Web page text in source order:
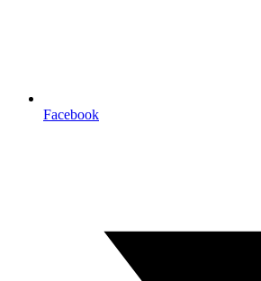
Facebook